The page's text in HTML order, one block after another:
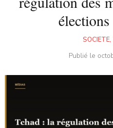
SOCIETE,
Publié le